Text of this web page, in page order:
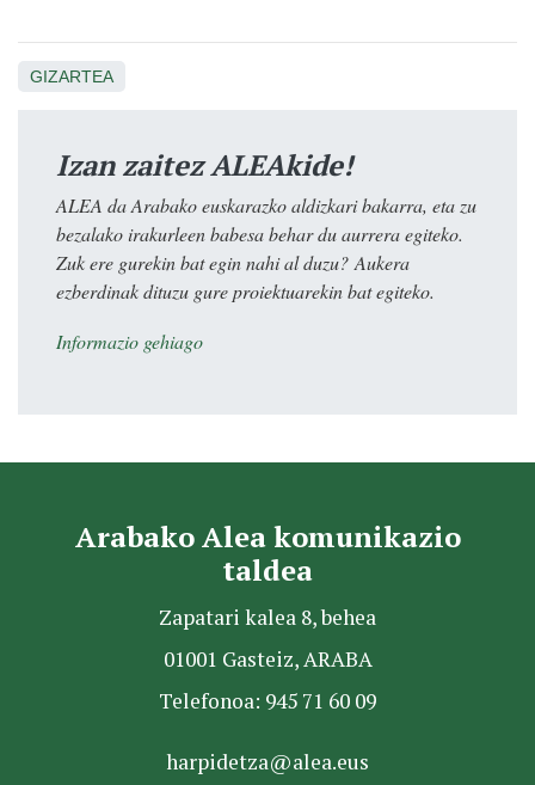
GIZARTEA
Izan zaitez ALEAkide!
ALEA da Arabako euskarazko aldizkari bakarra, eta zu
bezalako irakurleen babesa behar du aurrera egiteko.
Zuk ere gurekin bat egin nahi al duzu? Aukera
ezberdinak dituzu gure proiektuarekin bat egiteko.
Informazio gehiago
Arabako Alea komunikazio
taldea
Zapatari kalea 8, behea
01001 Gasteiz, ARABA
Telefonoa: 945 71 60 09
harpidetza@alea.eus